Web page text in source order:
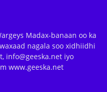
Madax-banaan oo ka
nagala soo xidhiidhi
info@geeska.net iyo
www.geeska.net